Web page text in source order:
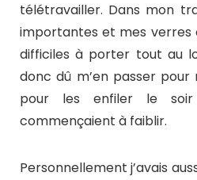
télétravailler. Dans mon
importantes et mes verres
difficiles à porter tout au
donc dû m’en passer
pour les enfiler le soir
commençaient à faiblir.
Personnellement j’avais